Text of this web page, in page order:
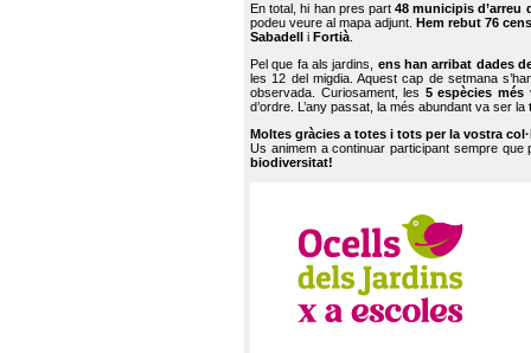
En total, hi han pres part48 municipis d’arreu
podeu veure al mapa adjunt. Hem rebut 76
Sabadell
i Fortià.
Pel que fa als jardins, ens han arribat dades
les 12 del migdia. Aquest cap de setmana
observada. Curiosament, les 5 espècies més
d’ordre. L’any passat, la més abundant va ser la
Moltes gràcies a totes i tots per la vostra
Us animem a continuar participant sempre que
biodiversitat!